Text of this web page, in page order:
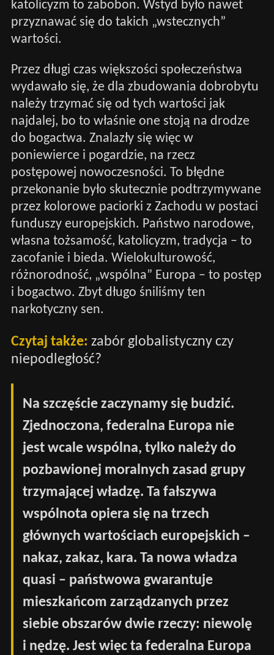
katolicyzm to zabobon. Wstyd było nawet
przyznawać się do takich „wstecznych”
wartości.
Przez długi czas większości społeczeństwa
wydawało się, że dla zbudowania dobrobytu
należy trzymać się od tych wartości jak
najdalej, bo to właśnie one stoją na drodze
do bogactwa. Znalazły się więc w
poniewierce i pogardzie, na rzecz
postępowej nowoczesności. To błędne
przekonanie było skutecznie podtrzymywane
przez kolorowe paciorki z Zachodu w postaci
funduszy europejskich. Państwo narodowe,
własna tożsamość, katolicyzm, tradycja – to
zacofanie i bieda. Wielokulturowość,
różnorodność, „wspólna” Europa – to postęp
i bogactwo. Zbyt długo śniliśmy ten
narkotyczny sen.
Czytaj także: zabór globalistyczny czy
niepodległość?
Na szczęście zaczynamy się budzić.
Zjednoczona, federalna Europa nie
jest wcale wspólna, tylko należy do
pozbawionej moralnych zasad grupy
trzymającej władzę. Ta fałszywa
wspólnota opiera się na trzech
głównych wartościach europejskich –
nakaz, zakaz, kara. Ta nowa władza
quasi – państwowa gwarantuje
mieszkańcom zarządzanych przez
siebie obszarów dwie rzeczy: niewolę
i nędzę. Jest więc ta federalna Europa